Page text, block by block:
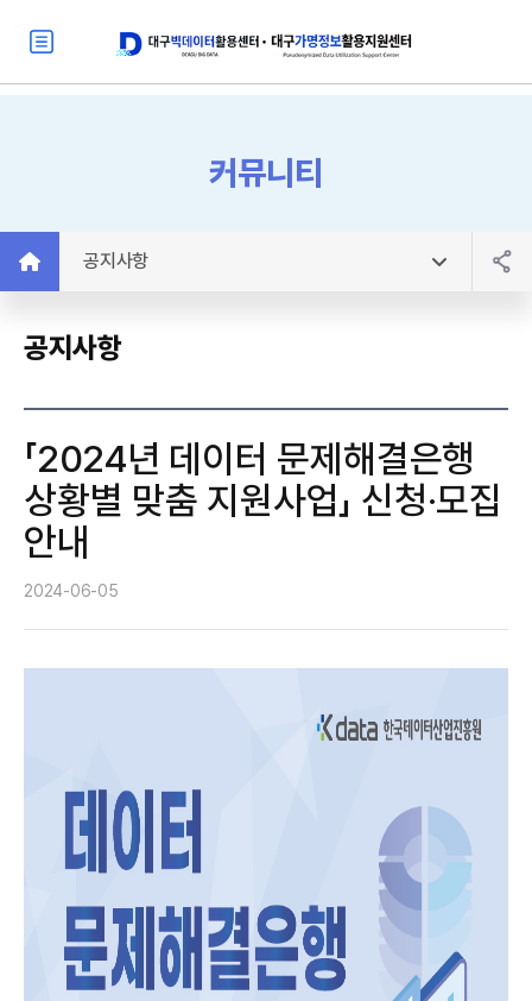
커뮤니티
공지사항
공지사항
「2024년 데이터 문제해결은행
상황별 맞춤 지원사업」 신청·모집
안내
2024-06-05